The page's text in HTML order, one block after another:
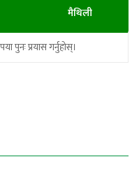
मैथिली
पुनः प्रयास गर्नुहोस्।